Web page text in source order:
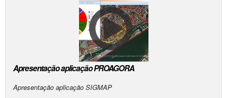
Apresentação aplicação PROAGORA
Apresentação aplicação SIGMAP